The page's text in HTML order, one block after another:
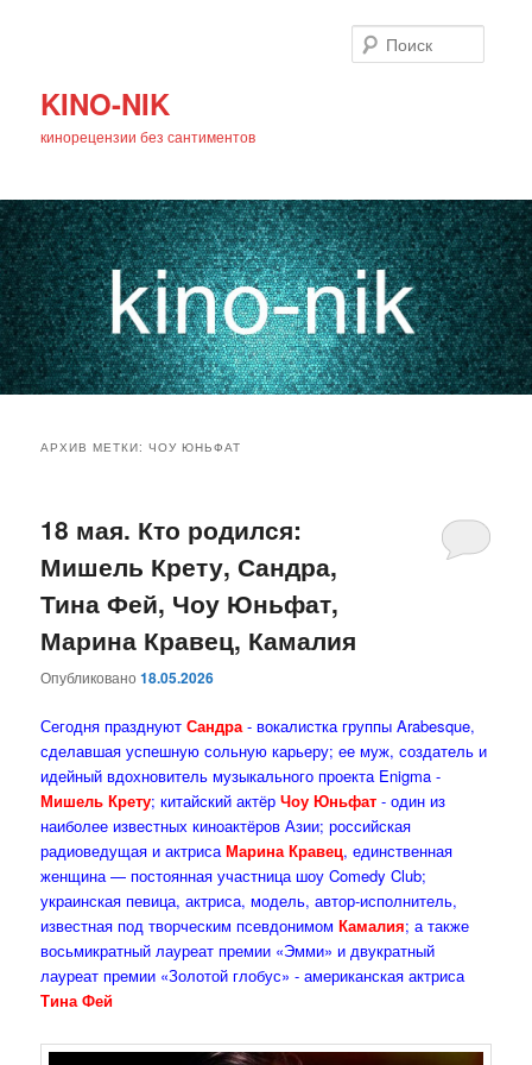
KINO-NIK
кинорецензии без сантиментов
основному
содержимому
дополнительному
содержимому
АРХИВ МЕТКИ:ЧОУ ЮНЬФАТ
18 мая. Кто родился:
Мишель Крету, Сандра,
Тина Фей, Чоу Юньфат,
Марина Кравец, Камалия
Опубликовано18.05.2026
Сегодня празднуютСандра - вокалистка группы Arabesque,
сделавшая успешную сольную карьеру; ее муж, создатель и
идейный вдохновитель музыкального проекта Enigma -
Мишель Крету; китайский актёр Чоу Юньфат - один из
наиболее известных киноактёров Азии; российская
радиоведущая и актриса Марина Кравец, единственная
женщина — постоянная участница шоу Comedy Club;
украинская певица, актриса, модель, автор-исполнитель,
известная под творческим псевдонимомКамалия; а также
восьмикратный лауреат премии «Эмми» и двукратный
лауреат премии «Золотой глобус» - американская актриса
Тина Фей